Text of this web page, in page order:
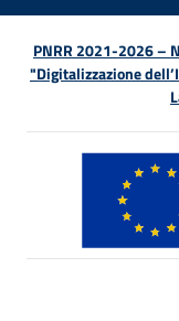
PNRR 2021-2026 –
"Digitalizzazione